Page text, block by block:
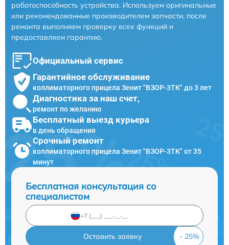
работоспособность устройства. Используем оригинальные
или рекомендованные производителем запчасти, после
ремонта выполняем проверку всех функций и
предоставляем гарантию.
Официальный сервис
Гарантийное обслуживание
коллиматорного прицела Зенит "ВЗОР-3ТК" до 3 лет
Диагностика за наш счет,
ремонт по желанию
Бесплатный выезд курьера
в день обращения
Срочный ремонт
коллиматорного прицела Зенит "ВЗОР-3ТК" от 35
минут
Бесплатная консультация со
специалистом
Оставить заявку